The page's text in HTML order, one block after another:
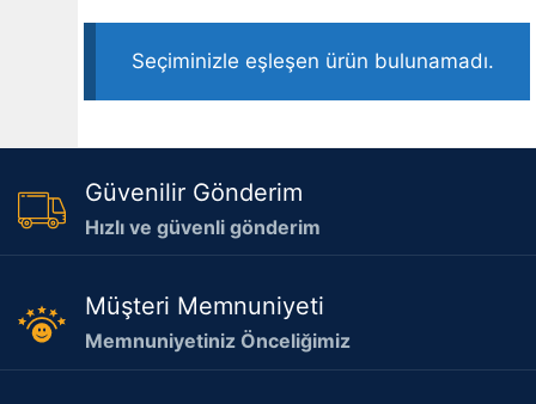
Seçiminizle eşleşen ürün bulunamadı.
Güvenilir Gönderim
Hızlı ve güvenli gönderim
Müşteri Memnuniyeti
Memnuniyetiniz Önceliğimiz